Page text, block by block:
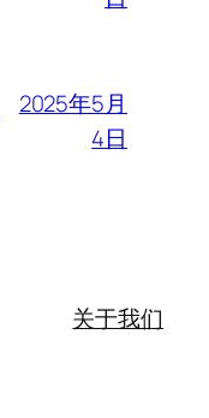
2025年5月
4日
关于我们